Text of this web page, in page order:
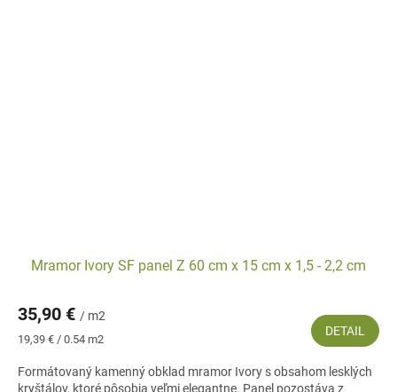
Mramor Ivory SF panel Z 60 cm x 15 cm x 1,5 - 2,2 cm
35,90 € / m2
Jednotková
19,39 € / 0.54 m2
DETAIL
Formátovaný kamenný obklad mramor Ivory s obsahom lesklých
kryštálov, ktoré pôsobia veľmi elegantne. Panel pozostáva z